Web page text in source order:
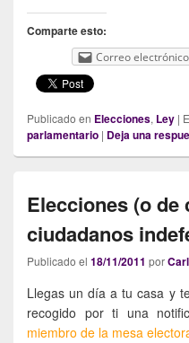
Comparte esto:
Correo electrónico
Publicado en Elecciones, Ley |
parlamentario | Deja una
Elecciones (o
ciudadanos
Publicado el 18/11/2011 por
Llegas un día a tu casa y
recogido por ti una
miembro de la mesa